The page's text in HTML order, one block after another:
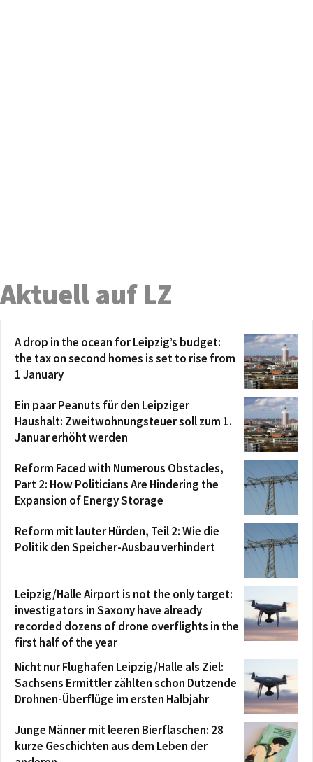
Aktuell auf LZ
A drop in the ocean for Leipzig’s budget:
the tax on second homes is set to rise from
1 January
Ein paar Peanuts für den Leipziger
Haushalt: Zweitwohnungsteuer soll zum 1.
Januar erhöht werden
Reform Faced with Numerous Obstacles,
Part 2: How Politicians Are Hindering the
Expansion of Energy Storage
Reform mit lauter Hürden, Teil 2: Wie die
Politik den Speicher-Ausbau verhindert
Leipzig/Halle Airport is not the only target:
investigators in Saxony have already
recorded dozens of drone overflights in the
first half of the year
Nicht nur Flughafen Leipzig/Halle als Ziel:
Sachsens Ermittler zählten schon Dutzende
Drohnen-Überflüge im ersten Halbjahr
Junge Männer mit leeren Bierflaschen: 28
kurze Geschichten aus dem Leben der